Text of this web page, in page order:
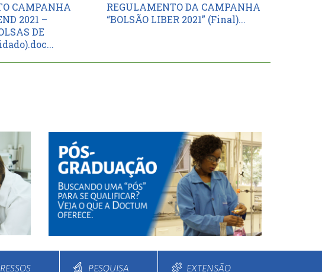
CAMPANHA
2021 –
DE
REGULAMENTO DA CAMPANHA
“BOLSÃO LIBER 2021” (Final)...
PESQUISA EXTENSÃO